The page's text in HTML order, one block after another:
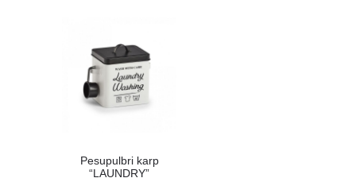
Pesupulbri karp
“LAUNDRY”